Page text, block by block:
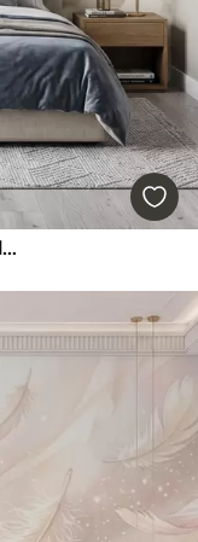
Peintures murales Jardin impérial avec des animaux de style oriental : singe, léopard, tigre, paon et héron